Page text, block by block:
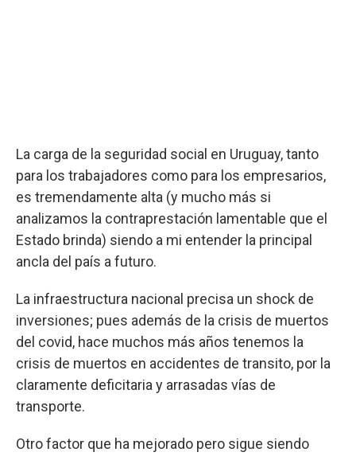
La carga de la seguridad social en Uruguay, tanto
para los trabajadores como para los empresarios,
es tremendamente alta (y mucho más si
analizamos la contraprestación lamentable que el
Estado brinda) siendo a mi entender la principal
ancla del país a futuro.
La infraestructura nacional precisa un shock de
inversiones; pues además de la crisis de muertos
del covid, hace muchos más años tenemos la
crisis de muertos en accidentes de transito, por la
claramente deficitaria y arrasadas vías de
transporte.
Otro factor que ha mejorado pero sigue siendo